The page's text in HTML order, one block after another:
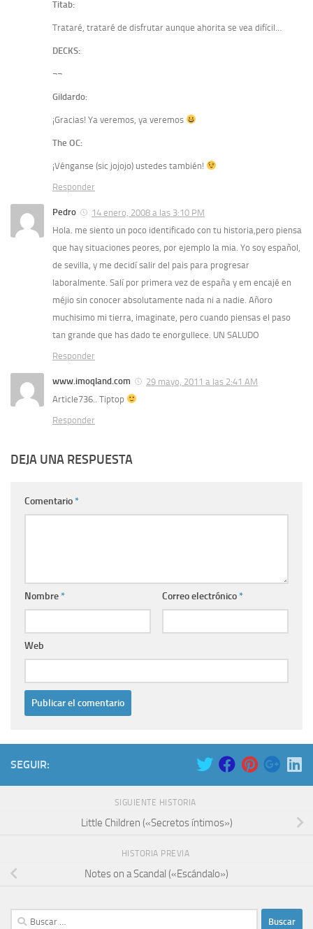
Titab:
Trataré, trataré de disfrutar aunque ahorita se vea difícil…
DECKS:
¬¬
Gildardo:
¡Gracias! Ya veremos, ya veremos
The OC:
¡Vénganse (sic jojojo) ustedes también!
Responder
Pedro
14 enero, 2008 a las 3:10 PM
Hola. me siento un poco identificado con tu historia,pero piensa
que hay situaciones peores, por ejemplo la mia. Yo soy español,
de sevilla, y me decidí salir del pais para progresar
laboralmente. Salí por primera vez de españa y em encajé en
méjio sin conocer absolutamente nada ni a nadie. Añoro
muchisimo mi tierra, imaginate, pero cuando piensas el paso
tan grande que has dado te enorgullece. UN SALUDO
Responder
www.imoqland.com
29 mayo, 2011 a las 2:41 AM
Article736.. Tiptop
Responder
DEJA UNA RESPUESTA
Comentario*
Nombre* Correo electrónico*
Web
SEGUIR:
SIGUIENTE HISTORIA
Little Children («Secretos íntimos»)
HISTORIA PREVIA
Notes on a Scandal («Escándalo»)
Buscar: